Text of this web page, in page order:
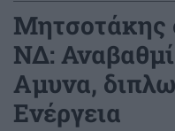
Μητσοτάκης
ΝΔ:
Αμυνα,
Ενέργεια